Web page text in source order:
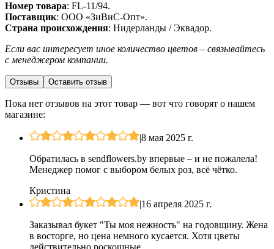
Номер товара: FL-11/94.
Поставщик: ООО «ЗиВиС-Опт».
Cтрана происхождения: Нидерланды / Эквадор.
Если вас интересует иное количество цветов – связывайтесь
с менеджером компании.
Отзывы Оставить отзыв
Пока нет отзывов на этот товар — вот что говорят о нашем
магазине:
|8 мая 2025 г.
Обратилась в sendflowers.by впервые – и не пожалела!
Менеджер помог с выбором белых роз, всё чётко.
Кристина
|16 апреля 2025 г.
Заказывал букет "Ты моя нежность" на годовщину. Жена
в восторге, но цена немного кусается. Хотя цветы
действительно роскошные.